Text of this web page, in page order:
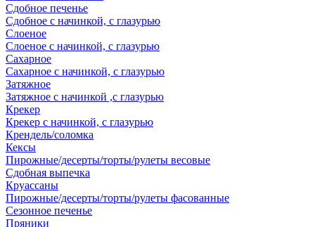
Сдобное печенье
Сдобное с начинкой, с глазурью
Слоеное
Слоеное с начинкой, с глазурью
Сахарное
Сахарное с начинкой, с глазурью
Затяжное
Затяжное с начинкой ,с глазурью
Крекер
Крекер с начинкой, с глазурью
Крендель/соломка
Кексы
Пирожные/десерты/торты/рулеты весовые
Сдобная выпечка
Круассаны
Пирожные/десерты/торты/рулеты фасованные
Сезонное печенье
Пряники